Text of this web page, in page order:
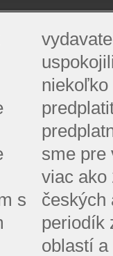
s
sme pre
viac ako
českých
periodík
oblastí a